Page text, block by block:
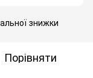
знижки
Порівняти